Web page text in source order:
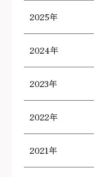
2025年
2024年
2023年
2022年
2021年